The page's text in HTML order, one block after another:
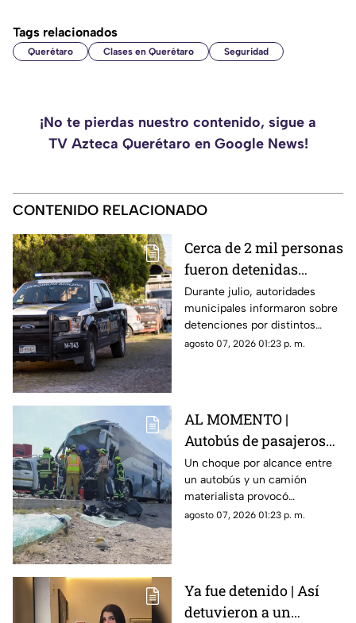
Tags relacionados
Querétaro Clases en Querétaro Seguridad
¡No te pierdas nuestro contenido, sigue a
TV Azteca Querétaro en Google News!
CONTENIDO RELACIONADO
Cerca de 2 mil personas
fueron detenidas
durante Julio en
Querétaro; estos fueron
los principales motivos
Durante julio, autoridades
municipales informaron sobre
detenciones por distintos
delitos y faltas administrativas.
agosto 07, 2026 01:23 p. m.
AL MOMENTO |
Autobús de pasajeros
sufr3 aparatoso choque
en la carretera 57
Un choque por alcance entre
un autobús y un camión
materialista provocó
afectaciones en la carretera
agosto 07, 2026 01:23 p. m.
Ya fue detenido | Así
detuvieron a un